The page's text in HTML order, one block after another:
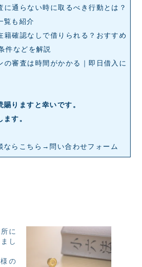
に通らない時に取るべき行動とは？
覧も紹介
籍確認なしで借りられる？おすすめ
件などを解説
の審査は時間がかかる｜即日借入に
りますと幸いです。
す。
ならこちら→ 問い合わせフォーム
に
し
の